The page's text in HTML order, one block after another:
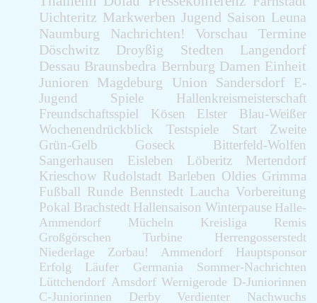
Uichteritz Markwerben Jugend Saison Leuna
Naumburg
Nachrichten! Vorschau
Termine
Döschwitz
Droyßig Stedten
Langendorf
Dessau Braunsbedra Bernburg Damen Einheit
Junioren
Magdeburg Union Sandersdorf
E-
Jugend
Spiele
Hallenkreismeisterschaft
Freundschaftsspiel
Kösen Elster
Blau-Weißer
Wochenendrückblick
Testspiele Start
Zweite
Grün-Gelb
Goseck
Bitterfeld-Wolfen
Sangerhausen
Eisleben Löberitz
Mertendorf
Krieschow Rudolstadt Barleben Oldies Grimma
Fußball Runde Bennstedt Laucha Vorbereitung
Pokal Brachstedt Hallensaison Winterpause Halle-
Ammendorf
Mücheln Kreisliga
Remis
Großgörschen
Turbine
Herrengosserstedt
Niederlage
Zorbau! Ammendorf
Hauptsponsor
Erfolg
Läufer Germania
Sommer-Nachrichten
Lüttchendorf Amsdorf Wernigerode D-Juniorinnen
C-Juniorinnen
Derby Verdienter Nachwuchs